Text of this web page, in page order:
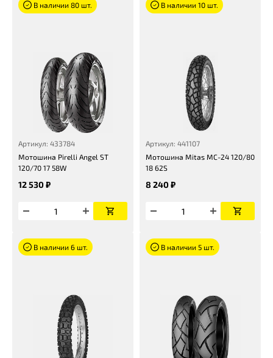
В наличии 80 шт.
Артикул: 433784
Мотошина Pirelli Angel ST
120/70 17 58W
12 530 ₽
В наличии 10 шт.
Артикул: 441107
Мотошина Mitas MC-24 120/80
18 62S
8 240 ₽
В наличии 6 шт. В наличии 5 шт.